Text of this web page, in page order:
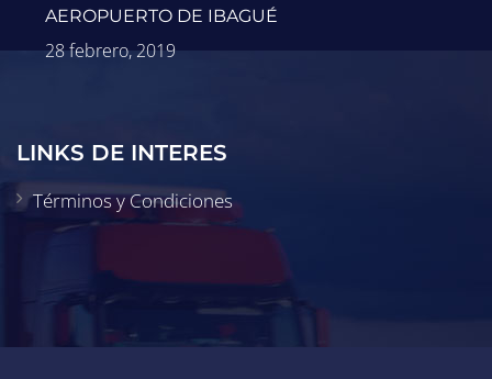
AEROPUERTO DE IBAGUÉ
28 febrero, 2019
LINKS DE INTERES
Términos y Condiciones